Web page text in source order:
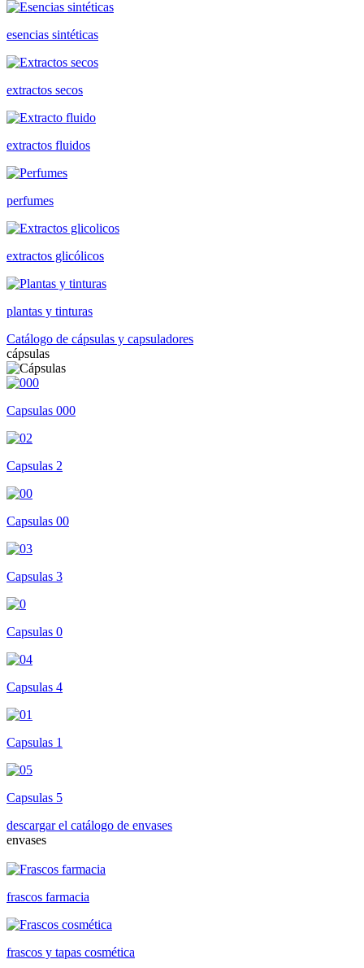
esencias sintéticas
extractos secos
extractos fluidos
perfumes
extractos glicólicos
plantas y tinturas
Catálogo de cápsulas y capsuladores
cápsulas
Capsulas 000
Capsulas 2
Capsulas 00
Capsulas 3
Capsulas 0
Capsulas 4
Capsulas 1
Capsulas 5
descargar el catálogo de envases
envases
frascos farmacia
frascos y tapas cosmética